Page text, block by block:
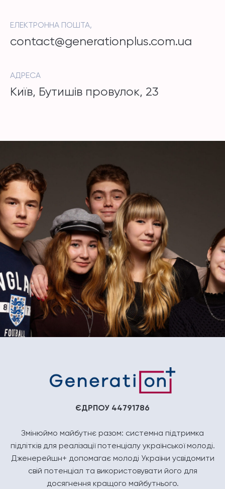
ЕЛЕКТРОННА ПОШТА,
contact@generationplus.com.ua
АДРЕСА
Київ, Бутишів провулок, 23
ЄДРПОУ 44791786
Змінюймо майбутнє разом: системна підтримка
підлітків для реалізації потенціалу української молоді.
Дженерейшн+ допомагає молоді України усвідомити
свій потенціал та використовувати його для
досягнення кращого майбутнього.